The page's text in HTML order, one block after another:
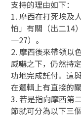
支持的理由如下：
1. 摩西在打死埃及
怕」有關（出二14
一27）。
2. 摩西後來帶領以
威嚇之下，仍然持
功地完成託付。這
在邏輯上有直接的關
3. 若是指向摩西第
節就可分為以下三